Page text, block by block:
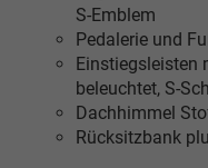
vorn
S-Emblem
Pedalerie und
Einstiegsleisten
beleuchtet, S-
Dachhimmel
Rücksitzbank